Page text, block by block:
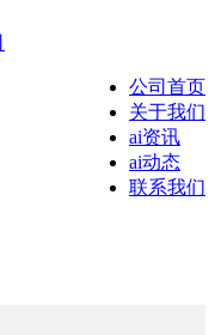
公司首页
关于我们
ai资讯
ai动态
联系我们